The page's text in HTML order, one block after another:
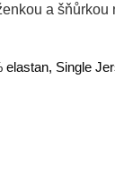
a šňůrkou
elastan, Single